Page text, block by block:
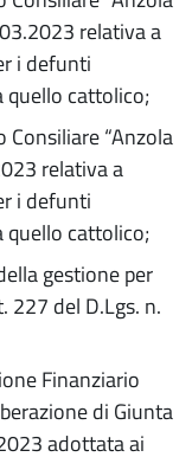
relativa a
i defunti
cattolico;
“Anzola
relativa a
i defunti
cattolico;
gestione per
227 del D.Lgs. n.
Finanziario
di Giunta
adottata ai